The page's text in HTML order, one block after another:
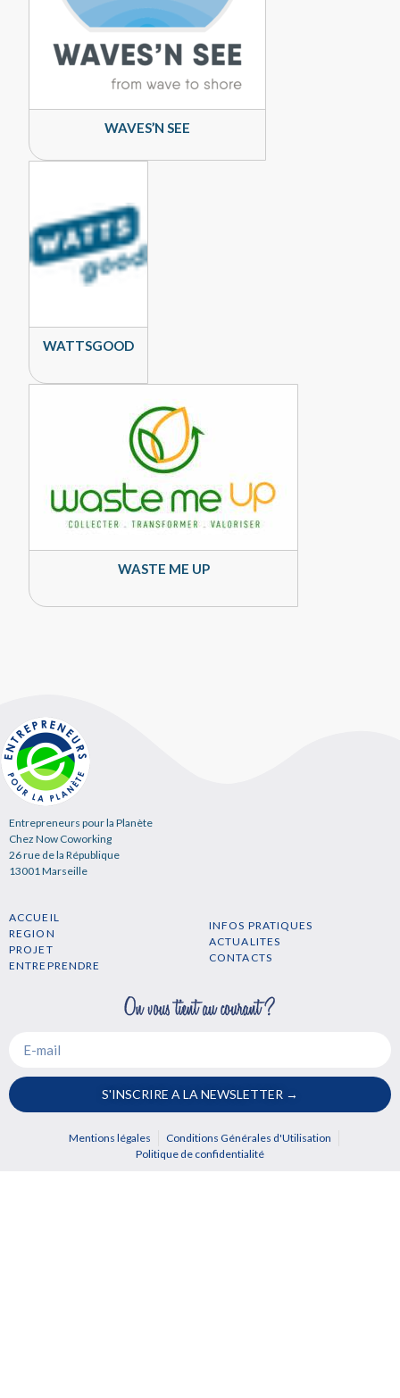
WAVES’N SEE
WATTSGOOD
WASTE ME UP
Entrepreneurs pour la Planète
Chez Now Coworking
26 rue de la République
13001 Marseille
ACCUEIL
REGION
PROJET
ENTREPRENDRE
INFOS PRATIQUES
ACTUALITES
CONTACTS
S'INSCRIRE A LA NEWSLETTER →
Mentions légales
Conditions Générales d'Utilisation
Politique de confidentialité